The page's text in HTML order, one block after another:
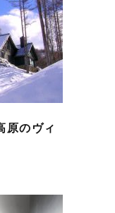
のヴィ